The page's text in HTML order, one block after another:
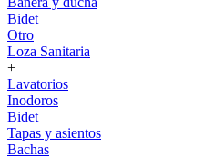
Bidet
Otro
Loza Sanitaria
+
Lavatorios
Inodoros
Bidet
Tapas y asientos
Bachas